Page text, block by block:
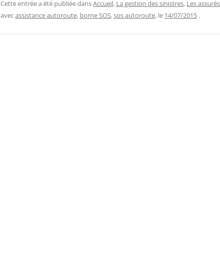
Cette entrée a été publiée dansAccueil, La gestion des sinistres, Les
avecassistance autoroute, borne SOS,sos autoroute, le 14/07/2015 .